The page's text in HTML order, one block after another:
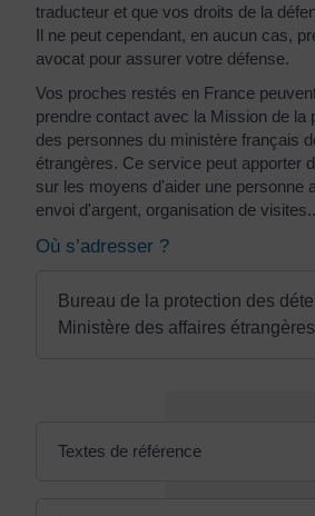
traducteur et que vos droits de la
Il ne peut cependant, en aucun cas,
avocat pour assurer votre défense.
Vos proches restés en France
prendre contact avec la Mission de la
des personnes du ministère français
étrangères. Ce service peut apporter
sur les moyens d'aider une personne
envoi d'argent, organisation de
Où s’adresser ?
Bureau de la protection des
Ministère des affaires étrangères
Textes de référence